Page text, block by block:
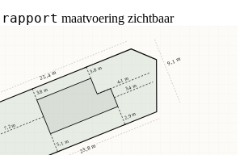
rapport maatvoering zichtbaar
3,8 m
3,8 m
5,1 m
2,9 m
7,2 m
3,4 m
4,1 m
25,4 m
23,8 m
9,1 m